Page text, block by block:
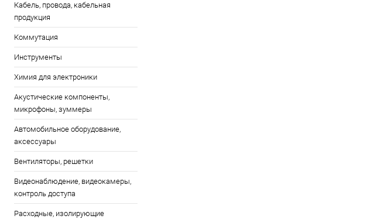
Кабель, провода, кабельная
продукция
Коммутация
Инструменты
Химия для электроники
Акустические компоненты,
микрофоны, зуммеры
Автомобильное оборудование,
аксессуары
Вентиляторы, решетки
Видеонаблюдение, видеокамеры,
контроль доступа
Расходные, изолирующие